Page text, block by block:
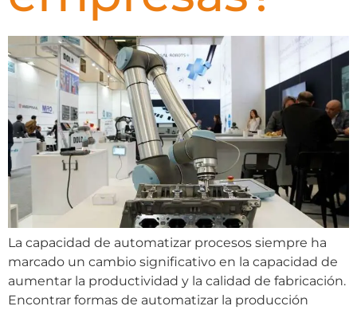
La capacidad de automatizar procesos siempre ha
marcado un cambio significativo en la capacidad de
aumentar la productividad y la calidad de fabricación.
Encontrar formas de automatizar la producción